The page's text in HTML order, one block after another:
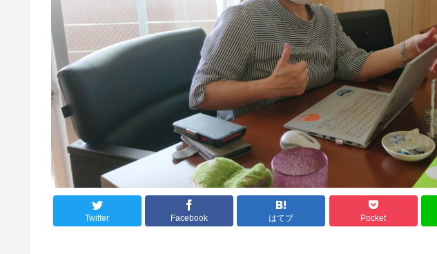
Twitter Facebook はてブ Pocket